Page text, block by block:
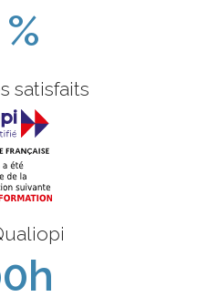
satisfaits